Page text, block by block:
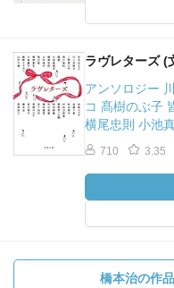
ラヴレターズ (
アンソロジー
コ 髙樹のぶ子
横尾忠則 小池
710 3.35
橋本治の作